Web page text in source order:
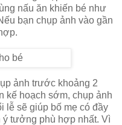
nấu ăn khiến bé như
bạn chụp ảnh vào gần
ảnh trước khoảng 2
kế hoạch sớm, chụp ảnh
lễ sẽ giúp bố mẹ có đầy
ý tưởng phù hợp nhất. Vì